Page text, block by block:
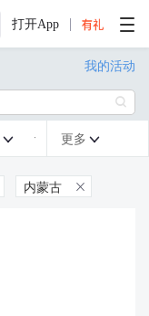
打开App
我的活动

 更多 
内蒙古 